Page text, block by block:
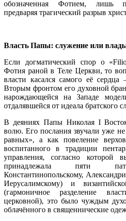
обозначенная Фотием, лишь
предваряя трагический разрыв
Власть Папы: служение или
Если догматический спор о
Фотия раной в Теле Церкви, то
власти касался самого её
Вторым фронтом его духовной
нарождающейся на Западе
отдалявшейся от идеала братского
В деяниях Папы Николая I
волю. Его послания звучали уже не
равных», а как повеление
воспитанного в традиции
управления, согласно которой
принадлежала пяти
Константинопольскому,
Иерусалимскому) и
(гармоничное разделение
церковной), это было чуждым
облачённого в священнические